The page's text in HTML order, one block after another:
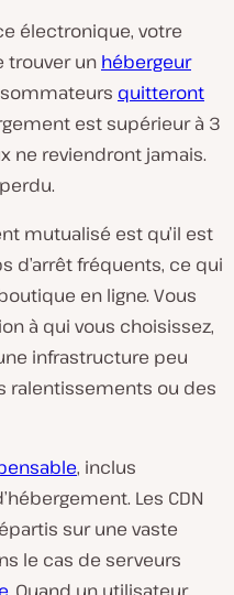
électronique, votre
trouver un hébergeur
quitteront
est supérieur à 3
ne reviendront jamais.
mutualisé est qu’il est
d’arrêt fréquents, ce qui
en ligne. Vous
à qui vous choisissez,
infrastructure peu
ralentissements ou des
, inclus
Les CDN
sur une vaste
le cas de serveurs